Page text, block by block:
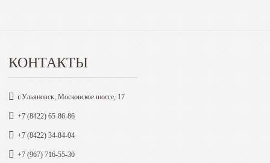
КОНТАКТЫ
г.Ульяновск, Московское шоссе, 17
+7 (8422) 65-86-86
+7 (8422) 34-84-04
+7 (967) 716-55-30